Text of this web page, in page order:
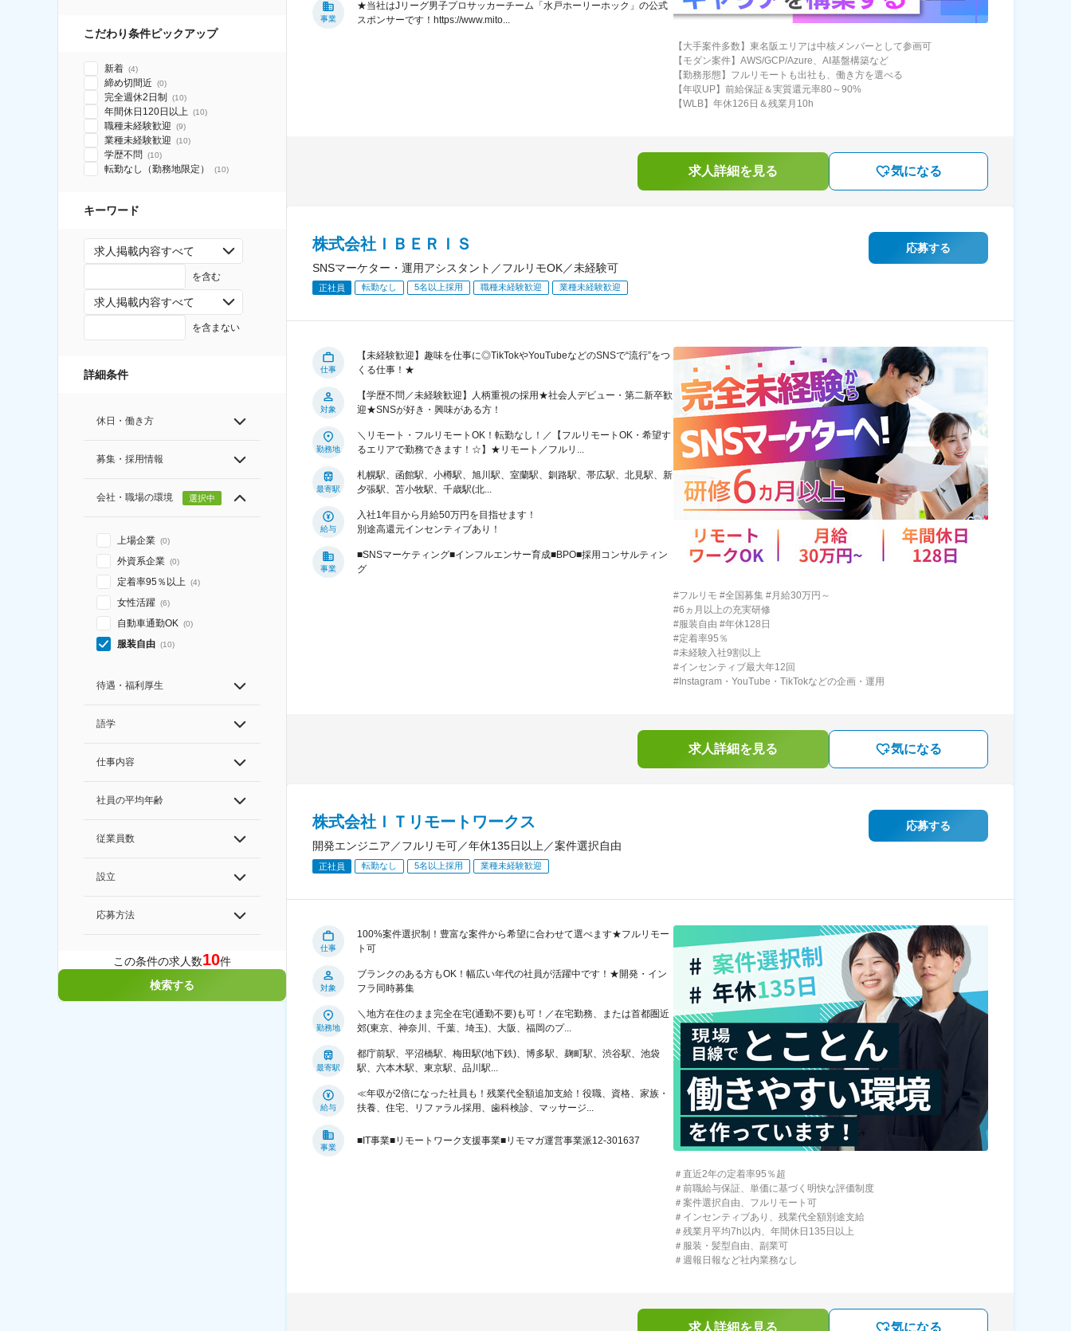
こだわり条件ピックアップ
新着 (4)
締め切間近 (0)
完全週休2日制 (10)
年間休日120日以上 (10)
職種未経験歓迎 (9)
業種未経験歓迎 (10)
学歴不問 (10)
転勤なし（勤務地限定） (10)
キーワード
求人掲載内容すべて
を含む
求人掲載内容すべて
を含まない
詳細条件
休日・働き方
募集・採用情報
会社・職場の環境 選択中
上場企業 (0)
外資系企業 (0)
定着率95％以上 (4)
女性活躍 (6)
自動車通勤OK (0)
服装自由 (10)
待遇・福利厚生
語学
仕事内容
社員の平均年齢
従業員数
設立
応募方法
この条件の求人数10件
検索する
事業
★当社はJリーグ男子プロサッカーチーム「水戸ホーリーホック」の公式
スポンサーです！https://www.mito...
【大手案件多数】東名阪エリアは中核メンバーとして参画可
【モダン案件】AWS/GCP/Azure、AI基盤構築など
【勤務形態】フルリモートも出社も、働き方を選べる
【年収UP】前給保証＆実質還元率80～90%
【WLB】年休126日＆残業月10h
求人詳細を見る 気になる
株式会社ＩＢＥＲＩＳ
SNSマーケター・運用アシスタント／フルリモOK／未経験可
正社員 転勤なし 5名以上採用 職種未経験歓迎 業種未経験歓迎
応募する
仕事
【未経験歓迎】趣味を仕事に◎TikTokやYouTubeなどのSNSで“流行”をつ
くる仕事！★
対象
【学歴不問／未経験歓迎】人柄重視の採用★社会人デビュー・第二新卒歓
迎★SNSが好き・興味がある方！
勤務地
＼リモート・フルリモートOK！転勤なし！／【フルリモートOK・希望す
るエリアで勤務できます！☆】★リモート／フルリ...
最寄駅
札幌駅、函館駅、小樽駅、旭川駅、室蘭駅、釧路駅、帯広駅、北見駅、新
夕張駅、苫小牧駅、千歳駅(北...
給与
入社1年目から月給50万円を目指せます！
別途高還元インセンティブあり！
事業
■SNSマーケティング■インフルエンサー育成■BPO■採用コンサルティン
グ
#フルリモ #全国募集 #月給30万円～
#6ヵ月以上の充実研修
#服装自由 #年休128日
#定着率95％
#未経験入社9割以上
#インセンティブ最大年12回
#Instagram・YouTube・TikTokなどの企画・運用
求人詳細を見る 気になる
株式会社ＩＴリモートワークス
開発エンジニア／フルリモ可／年休135日以上／案件選択自由
正社員 転勤なし 5名以上採用 業種未経験歓迎
応募する
仕事
100%案件選択制！豊富な案件から希望に合わせて選べます★フルリモー
ト可
対象
ブランクのある方もOK！幅広い年代の社員が活躍中です！★開発・イン
フラ同時募集
勤務地
＼地方在住のまま完全在宅(通勤不要)も可！／在宅勤務、または首都圏近
郊(東京、神奈川、千葉、埼玉)、大阪、福岡のプ...
最寄駅
都庁前駅、平沼橋駅、梅田駅(地下鉄)、博多駅、麹町駅、渋谷駅、池袋
駅、六本木駅、東京駅、品川駅...
給与
≪年収が2倍になった社員も！残業代全額追加支給！役職、資格、家族・
扶養、住宅、リファラル採用、歯科検診、マッサージ...
事業
■IT事業■リモートワーク支援事業■リモマガ運営事業派12-301637
＃直近2年の定着率95％超
＃前職給与保証、単価に基づく明快な評価制度
＃案件選択自由、フルリモート可
＃インセンティブあり、残業代全額別途支給
＃残業月平均7h以内、年間休日135日以上
＃服装・髪型自由、副業可
＃週報日報など社内業務なし
求人詳細を見る 気になる